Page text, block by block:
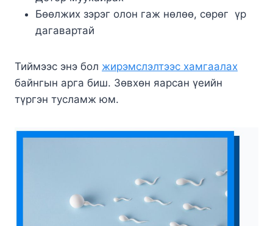
Бөөлжих зэрэг олон гаж нөлөө, сөрөг үр
дагавартай
Тиймээс энэ бол жирэмслэлтээс хамгаалах
байнгын арга биш. Зөвхөн яарсан үеийн
түргэн тусламж юм.